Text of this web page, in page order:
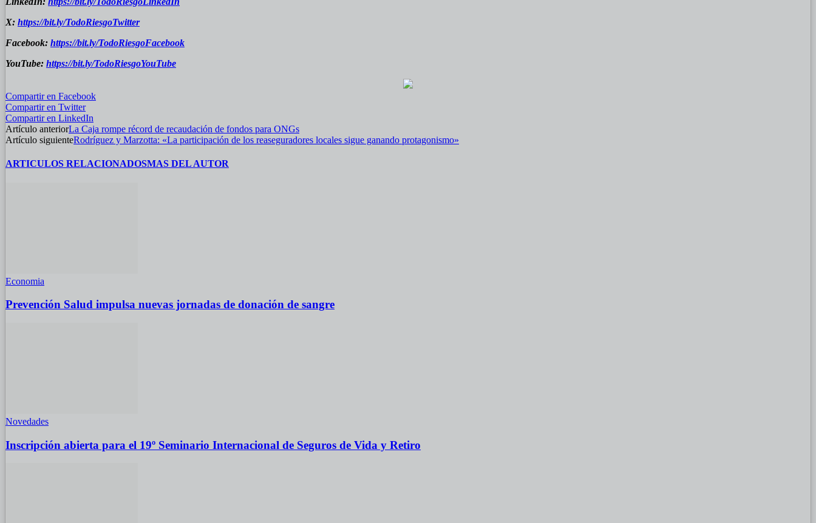
X: https://bit.ly/TodoRiesgoTwitter
Facebook: https://bit.ly/TodoRiesgoFacebook
YouTube: https://bit.ly/TodoRiesgoYouTube
Compartir en Facebook
Compartir en Twitter
Compartir en LinkedIn
Artículo anteriorLa Caja rompe récord de recaudación de fondos para ONGs
Artículo siguienteRodríguez y Marzotta: «La participación de los reaseguradores locales sigue ganando protagonismo»
ARTICULOS RELACIONADOSMAS DEL AUTOR
Economia
Prevención Salud impulsa nuevas jornadas de donación de sangre
Novedades
Inscripción abierta para el 19º Seminario Internacional de Seguros de Vida y Retiro